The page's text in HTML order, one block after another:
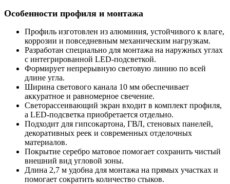
Особенности профиля и монтажа
Профиль изготовлен из алюминия, устойчивого к влаге,
коррозии и повседневным механическим нагрузкам.
Разработан специально для монтажа на наружных углах
с интегрированной LED-подсветкой.
Формирует непрерывную световую линию по всей
длине угла.
Ширина светового канала 10 мм обеспечивает
аккуратное и равномерное свечение.
Светорассеивающий экран входит в комплект профиля,
а LED-подсветка приобретается отдельно.
Подходит для гипсокартона, ГВЛ, стеновых панелей,
декоративных реек и современных отделочных
материалов.
Покрытие серебро матовое помогает сохранить чистый
внешний вид угловой зоны.
Длина 2,7 м удобна для монтажа на прямых участках и
помогает сократить количество стыков.